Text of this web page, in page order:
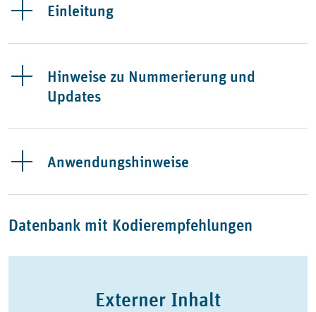
Einleitung
Hinweise zu Nummerierung und
Updates
Anwendungshinweise
Datenbank mit Kodierempfehlungen
Externer Inhalt